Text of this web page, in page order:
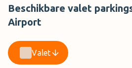
Beschikbare valet
Airport
Valet